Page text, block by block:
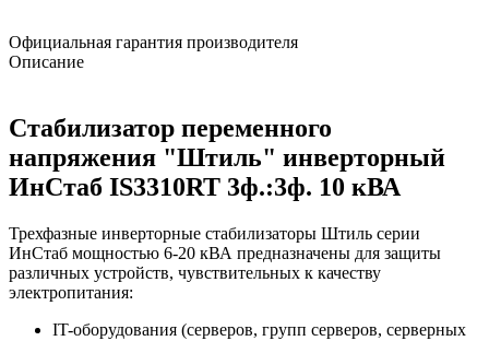
Официальная гарантия производителя
Описание
Стабилизатор переменного
напряжения "Штиль" инверторный
ИнСтаб IS3310RT 3ф.:3ф. 10 кВА
Трехфазные инверторные стабилизаторы Штиль серии
ИнСтаб мощностью 6-20 кВА предназначены для защиты
различных устройств, чувствительных к качеству
электропитания:
IT-оборудования (серверов, групп серверов, серверных